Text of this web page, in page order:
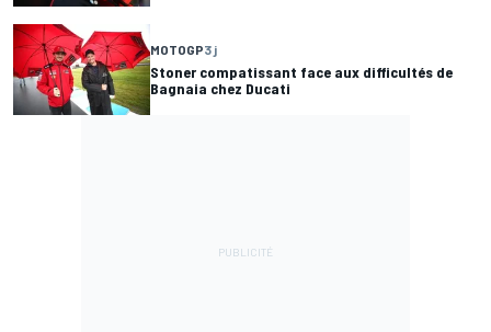
MOTOGP3 j
Stoner compatissant face aux difficultés de
Bagnaia chez Ducati